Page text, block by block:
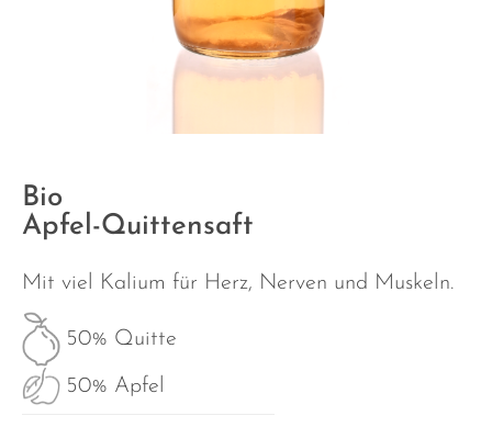
Bio
Apfel-Quittensaft
Mit viel Kalium für Herz, Nerven und Muskeln.
50% Quitte
50% Apfel